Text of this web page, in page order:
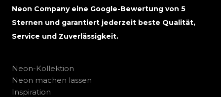
Neon Company eine Google-Bewertung von 5
Sternen und garantiert jederzeit beste Qualität,
Service und Zuverlässigkeit.
Neon-Kollektion
Neon machen lassen
Inspiration